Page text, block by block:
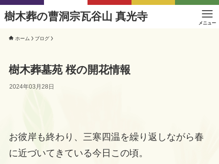
樹木葬の曹洞宗瓦谷山 真光寺
メニュー
ホーム ブログ
樹木葬墓苑 桜の開花情報
2024年03月28日
お彼岸も終わり、三寒四温を繰り返しながら春
に近づいてきている今日この頃。